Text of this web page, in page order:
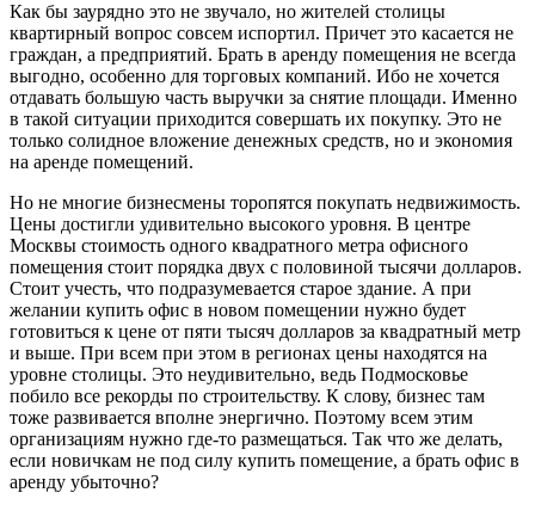
Как бы заурядно это не звучало, но жителей столицы
квартирный вопрос совсем испортил. Причет это касается не
граждан, а предприятий. Брать в аренду помещения не всегда
выгодно, особенно для торговых компаний. Ибо не хочется
отдавать большую часть выручки за снятие площади. Именно
в такой ситуации приходится совершать их покупку. Это не
только солидное вложение денежных средств, но и экономия
на аренде помещений.
Но не многие бизнесмены торопятся покупать недвижимость.
Цены достигли удивительно высокого уровня. В центре
Москвы стоимость одного квадратного метра офисного
помещения стоит порядка двух с половиной тысячи долларов.
Стоит учесть, что подразумевается старое здание. А при
желании купить офис в новом помещении нужно будет
готовиться к цене от пяти тысяч долларов за квадратный метр
и выше. При всем при этом в регионах цены находятся на
уровне столицы. Это неудивительно, ведь Подмосковье
побило все рекорды по строительству. К слову, бизнес там
тоже развивается вполне энергично. Поэтому всем этим
организациям нужно где-то размещаться. Так что же делать,
если новичкам не под силу купить помещение, а брать офис в
аренду убыточно?